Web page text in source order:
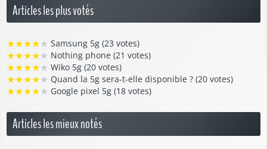
Articles les plus votés
★★★★★ Samsung 5g (23 votes)
★★★★★ Nothing phone (21 votes)
★★★★★ Wiko 5g (20 votes)
★★★★★ Quand la 5g sera-t-elle disponible ? (20 votes)
★★★★★ Google pixel 5g (18 votes)
Articles les mieux notés